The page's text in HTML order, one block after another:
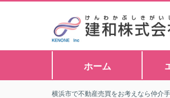
ホーム
横浜市で不動産売買をお考えなら仲介